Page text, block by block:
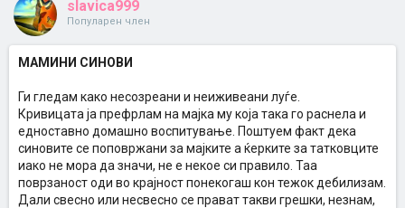
slavica999
Популарен член
МАМИНИ СИНОВИ
Ги гледам како несозреани и неиживеани луѓе.
Кривицата ја префрлам на мајка му која така го раснела и
едноставно домашно воспитување. Поштуем факт дека
синовите се поповржани за мајките а ќерките за татковците
иако не мора да значи, не е некое си правило. Таа
поврзаност оди во крајност понекогаш кон тежок дебилизам.
Дали свесно или несвесно се прават такви грешки, незнам,